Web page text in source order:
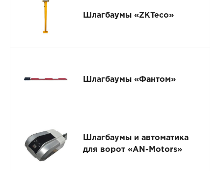
Шлагбаумы «ZKTeco»
Шлагбаумы «Фантом»
Шлагбаумы и автоматика
для ворот «AN-Motors»